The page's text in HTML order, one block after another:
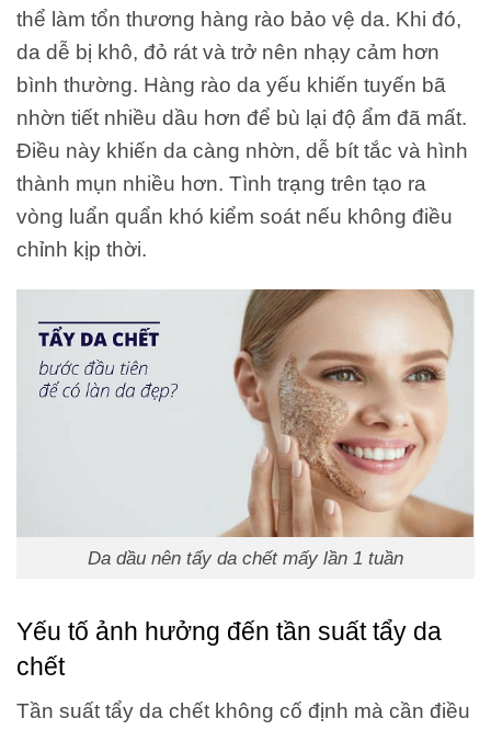
thể làm tổn thương hàng rào bảo vệ da. Khi đó,
da dễ bị khô, đỏ rát và trở nên nhạy cảm hơn
bình thường. Hàng rào da yếu khiến tuyến bã
nhờn tiết nhiều dầu hơn để bù lại độ ẩm đã mất.
Điều này khiến da càng nhờn, dễ bít tắc và hình
thành mụn nhiều hơn. Tình trạng trên tạo ra
vòng luẩn quẩn khó kiểm soát nếu không điều
chỉnh kịp thời.
Da dầu nên tẩy da chết mấy lần 1 tuần
Yếu tố ảnh hưởng đến tần suất tẩy da
chết
Tần suất tẩy da chết không cố định mà cần điều